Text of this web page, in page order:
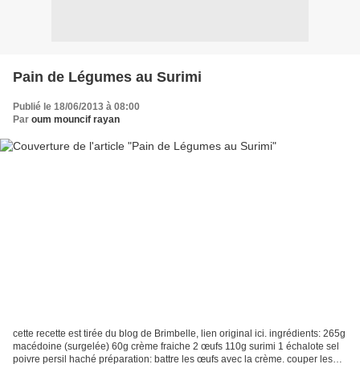
Pain de Légumes au Surimi
Publié le 18/06/2013 à 08:00
Par oum mouncif rayan
cette recette est tirée du blog de Brimbelle, lien original ici. ingrédients: 265g
macédoine (surgelée) 60g crème fraiche 2 œufs 110g surimi 1 échalote sel
poivre persil haché préparation: battre les œufs avec la crème. couper les